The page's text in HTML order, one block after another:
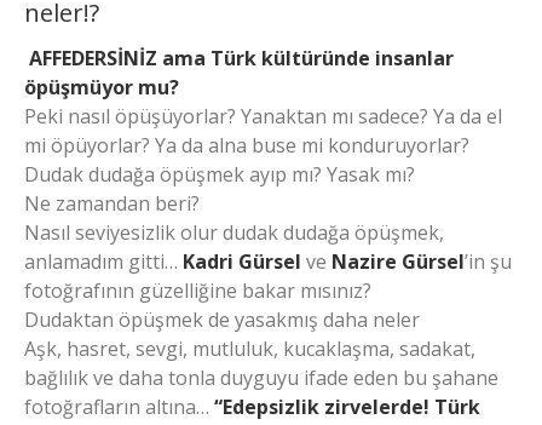
neler!?
AFFEDERSİNİZ ama Türk kültüründe insanlar
öpüşmüyor mu?
Peki nasıl öpüşüyorlar? Yanaktan mı sadece? Ya da el
mi öpüyorlar? Ya da alna buse mi konduruyorlar?
Dudak dudağa öpüşmek ayıp mı? Yasak mı?
Ne zamandan beri?
Nasıl seviyesizlik olur dudak dudağa öpüşmek,
anlamadım gitti… Kadri Gürsel ve Nazire Gürsel’in şu
fotoğrafının güzelliğine bakar mısınız?
Dudaktan öpüşmek de yasakmış daha neler
Aşk, hasret, sevgi, mutluluk, kucaklaşma, sadakat,
bağlılık ve daha tonla duyguyu ifade eden bu şahane
fotoğrafların altına… “Edepsizlik zirvelerde! Türk